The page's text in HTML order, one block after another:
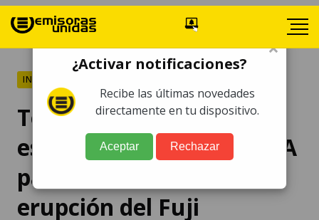
INTERNACIONALES
Tokio crea un
espectacular vídeo con IA
para simular una
erupción del Fuji
×
¿Activar notificaciones?
Recibe las últimas novedades
directamente en tu dispositivo.
Aceptar Rechazar